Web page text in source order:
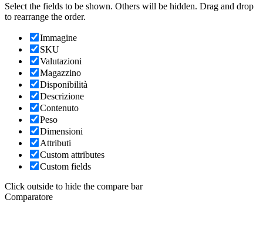
Select the fields to be shown. Others will be hidden. Drag and drop
to rearrange the order.
Immagine
SKU
Valutazioni
Magazzino
Disponibilità
Descrizione
Contenuto
Peso
Dimensioni
Attributi
Custom attributes
Custom fields
Click outside to hide the compare bar
Comparatore